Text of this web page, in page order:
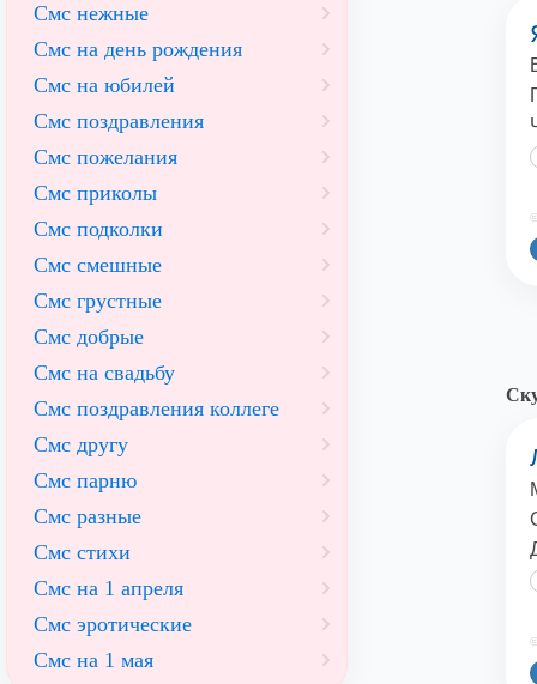
Смс нежные
Смс на день рождения
Смс на юбилей
Смс поздравления
Смс пожелания
Смс приколы
Смс подколки
Смс смешные
Смс грустные
Смс добрые
Смс на свадьбу
Смс поздравления коллеге
Смс другу
Смс парню
Смс разные
Смс стихи
Смс на 1 апреля
Смс эротические
Смс на 1 мая